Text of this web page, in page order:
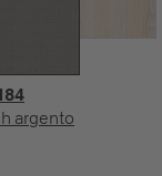
argento